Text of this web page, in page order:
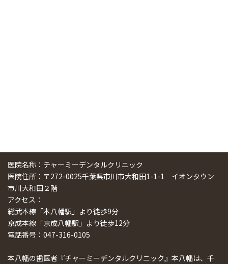
医院名称：チャーミーデンタルクリニック
医院住所：〒272-0025千葉県市川市大和田1-1-1 イオンタウン
市川大和田２階
アクセス：
総武本線「本八幡駅」より徒歩9分
京成本線「京成八幡駅」より徒歩12分
電話番号：047-316-0105
本八幡の歯医者『チャーミーデンタルクリニック』本八幡は、千